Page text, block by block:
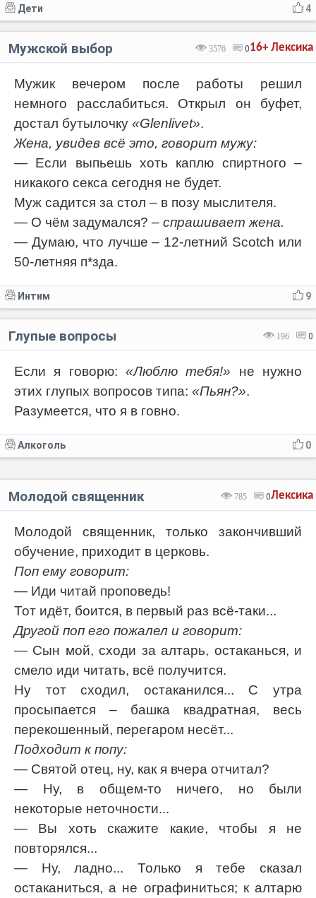
4
Дети
Лексика
16+
3576 0
Мужской выбор
Мужик вечером после работы решил
немного расслабиться. Открыл он буфет,
достал бутылочку «Glenlivet».
Жена, увидев всё это, говорит мужу:
— Если выпьешь хоть каплю спиртного –
никакого сeкса сегодня не будет.
Муж садится за стол – в позу мыслителя.
— О чём задумался? – спрашивает жена.
— Думаю, что лучше – 12-летний Scotch или
50-летняя п*зда.
9
Интим
196 0
Глупые вопросы
Если я говорю: «Люблю тебя!» не нужно
этих глупых вопросов типа: «Пьян?».
Разумеется, что я в говно.
0
Алкоголь
Лексика
785 0
Молодой священник
Молодой священник, только закончивший
обучение, приходит в церковь.
Поп ему говорит:
— Иди читай проповедь!
Тот идёт, боится, в первый раз всё-таки...
Другой поп его пожалел и говорит:
— Сын мой, сходи за алтарь, остаканься, и
смело иди читать, всё получится.
Ну тот сходил, остаканился... С утра
просыпается – башка квадратная, весь
перекошенный, перегаром несёт...
Подходит к попу:
— Святой отец, ну, как я вчера отчитал?
— Ну, в общем-то ничего, но были
некоторые неточности...
— Вы хоть скажите какие, чтобы я не
повторялся...
— Ну, ладно... Только я тебе сказал
остаканиться, а не ографиниться; к алтарю